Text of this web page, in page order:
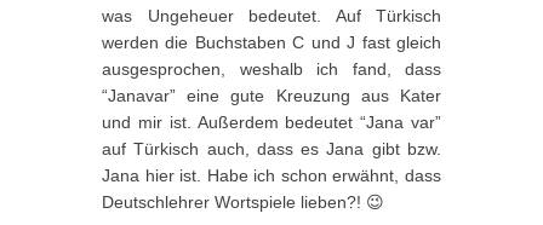
was Ungeheuer bedeutet. Auf Türkisch
werden die Buchstaben C und J fast gleich
ausgesprochen, weshalb ich fand, dass
“Janavar” eine gute Kreuzung aus Kater
und mir ist. Außerdem bedeutet “Jana var”
auf Türkisch auch, dass es Jana gibt bzw.
Jana hier ist. Habe ich schon erwähnt, dass
Deutschlehrer Wortspiele lieben?! 😉